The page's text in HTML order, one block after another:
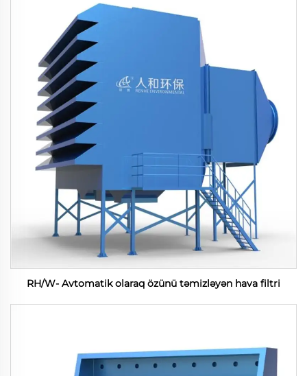
RH/W- Avtomatik olaraq özünü təmizləyən hava filtri